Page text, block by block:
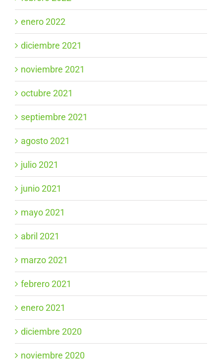
enero 2022
diciembre 2021
noviembre 2021
octubre 2021
septiembre 2021
agosto 2021
julio 2021
junio 2021
mayo 2021
abril 2021
marzo 2021
febrero 2021
enero 2021
diciembre 2020
noviembre 2020